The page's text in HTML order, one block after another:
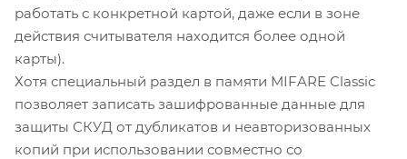
работать с конкретной картой, даже если в зоне
действия считывателя находится более одной
карты).
Хотя специальный раздел в памяти MIFARE Classic
позволяет записать зашифрованные данные для
защиты СКУД от дубликатов и неавторизованных
копий при использовании совместно со